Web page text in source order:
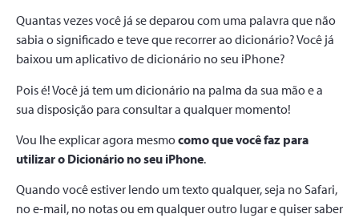
Quantas vezes você já se deparou com uma palavra que não
sabia o significado e teve que recorrer ao dicionário? Você já
baixou um aplicativo de dicionário no seu iPhone?
Pois é! Você já tem um dicionário na palma da sua mão e a
sua disposição para consultar a qualquer momento!
Vou lhe explicar agora mesmocomo que você faz para
utilizar o Dicionário no seu iPhone.
Quando você estiver lendo um texto qualquer, seja no Safari,
no e-mail, no notas ou em qualquer outro lugar e quiser saber